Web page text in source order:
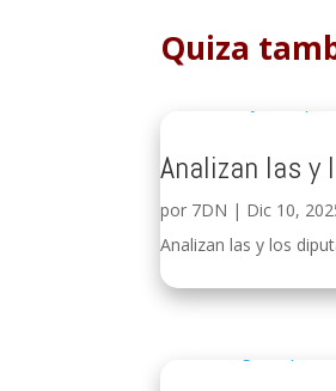
Quiza
Analizan las y
por 7DN | Dic 10,
Analizan las y los